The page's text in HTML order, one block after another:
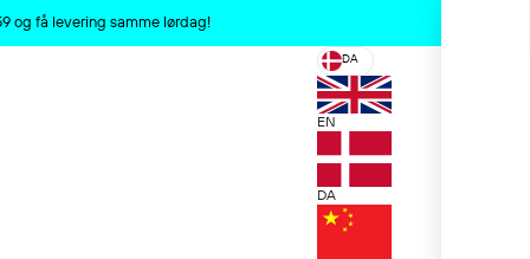
og få levering samme lørdag!
DA
EN
DA